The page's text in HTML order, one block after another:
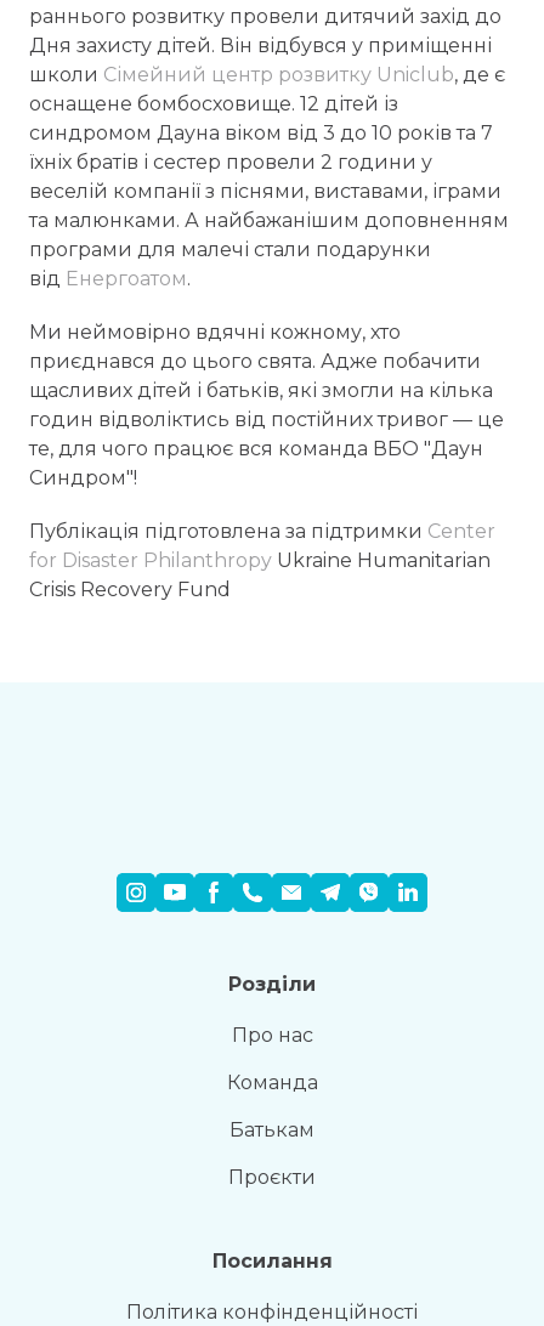
раннього розвитку провели дитячий захід до
Дня захисту дітей. Він відбувся у приміщенні
школи Cімейний центр розвитку Uniclub, де є
оснащене бомбосховище. 12 дітей із
синдромом Дауна віком від 3 до 10 років та 7
їхніх братів і сестер провели 2 години у
веселій компанії з піснями, виставами, іграми
та малюнками. А найбажанішим доповненням
програми для малечі стали подарунки
від Енергоатом.
Ми неймовірно вдячні кожному, хто
приєднався до цього свята. Адже побачити
щасливих дітей і батьків, які змогли на кілька
годин відволіктись від постійних тривог — це
те, для чого працює вся команда ВБО "Даун
Синдром"!
Публікація підготовлена за підтримки Center
for Disaster Philanthropy Ukraine Humanitarian
Crisis Recovery Fund
Розділи
Про нас
Команда
Батькам
Проєкти
Посилання
Політика конфінденційності